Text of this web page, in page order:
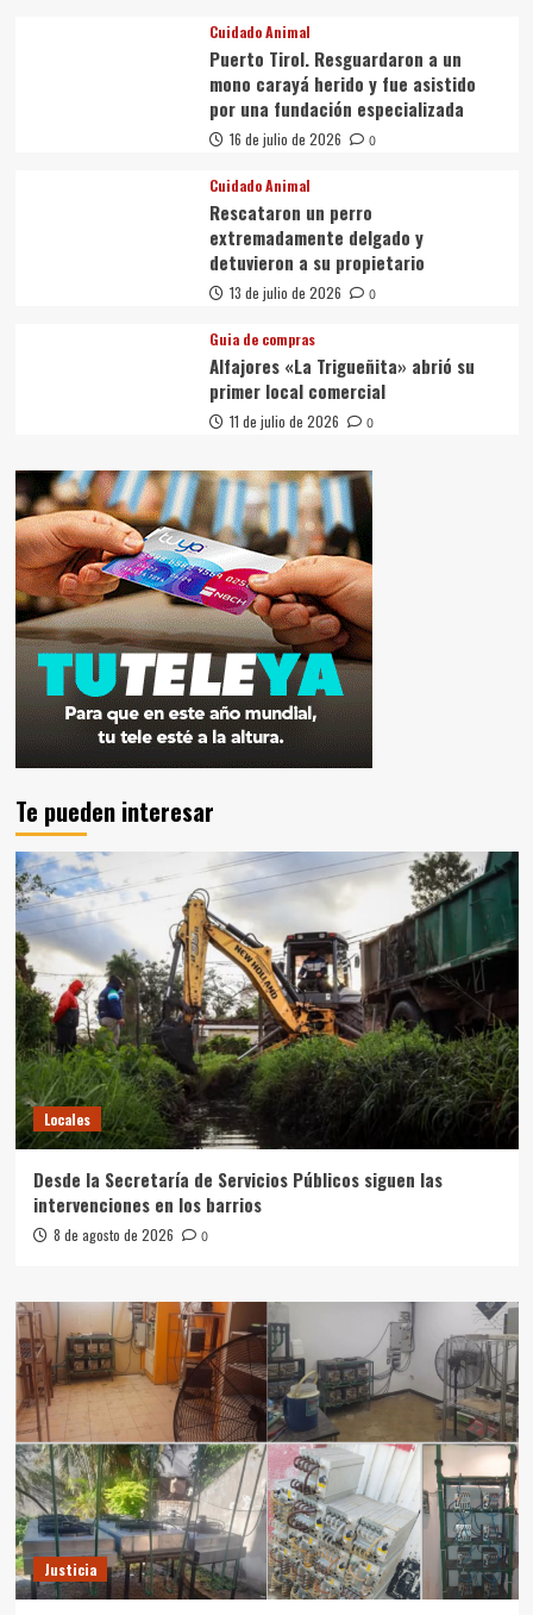
Cuidado Animal
Puerto Tirol. Resguardaron a un
mono carayá herido y fue asistido
por una fundación especializada
16 de julio de 2026 0
Cuidado Animal
Rescataron un perro
extremadamente delgado y
detuvieron a su propietario
13 de julio de 2026 0
Guia de compras
Alfajores «La Trigueñita» abrió su
primer local comercial
11 de julio de 2026 0
Te pueden interesar
Locales
Desde la Secretaría de Servicios Públicos siguen las
intervenciones en los barrios
8 de agosto de 2026 0
Justicia